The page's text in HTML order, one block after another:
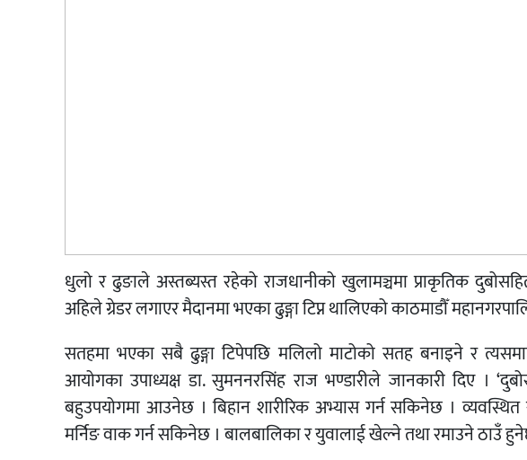
धुलो र ढुङाले अस्तब्यस्त रहेको राजधानीको खुलामञ्चमा प्राकृतिक
अहिले ग्रेडर लगाएर मैदानमा भएका ढुङ्गा टिप्न थालिएको काठमाडौँ
सतहमा भएका सबै ढुङ्गा टिपेपछि मलिलो माटोको सतह बनाइने र
आयोगका उपाध्यक्ष डा. सुमननरसिंह राज भण्डारीले जानकारी दिए ।
बहुउपयोगमा आउनेछ । बिहान शारीरिक अभ्यास गर्न सकिनेछ । व्यवस्थित
मर्निङ वाक गर्न सकिनेछ । बालबालिका र युवालाई खेल्ने तथा रमाउने ठाउँ